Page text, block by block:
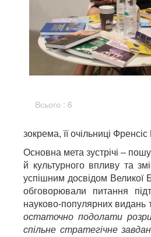
Всього : 6
зокрема, її очільниці Френсіс
Основна мета зустрічі –
й культурного впливу та
успішним досвідом Великої
обговорювали питання
науково-популярних видань
остаточно подолати
спільне стратегічне